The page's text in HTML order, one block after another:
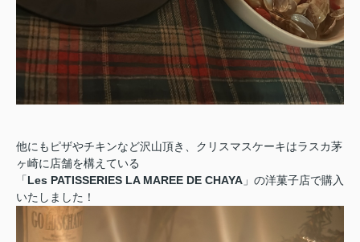
他にもピザやチキンなど沢山頂き、クリスマスケーキはラスカ茅
ヶ崎に店舗を構えている
「Les PATISSERIES LA MAREE DE CHAYA 」の洋菓子店で購入
いたしました！